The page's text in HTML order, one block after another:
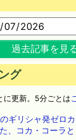
過去記事を見
グ
に更新。5分ごとは
ギリシャ発ゼロ
、コカ・コーラ